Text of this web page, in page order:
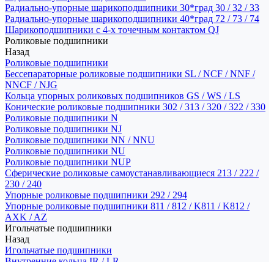
Радиально-упорные шарикоподшипники 30*град 30 / 32 / 33
Радиально-упорные шарикоподшипники 40*град 72 / 73 / 74
Шарикоподшипники с 4-х точечным контактом QJ
Роликовые подшипники
Назад
Роликовые подшипники
Бессепараторные роликовые подшипники SL / NCF / NNF /
NNCF / NJG
Кольца упорных роликовых подшипников GS / WS / LS
Конические роликовые подшипники 302 / 313 / 320 / 322 / 330
Роликовые подшипники N
Роликовые подшипники NJ
Роликовые подшипники NN / NNU
Роликовые подшипники NU
Роликовые подшипники NUP
Сферические роликовые самоустанавливающиеся 213 / 222 /
230 / 240
Упорные роликовые подшипники 292 / 294
Упорные роликовые подшипники 811 / 812 / K811 / K812 /
AXK / AZ
Игольчатые подшипники
Назад
Игольчатые подшипники